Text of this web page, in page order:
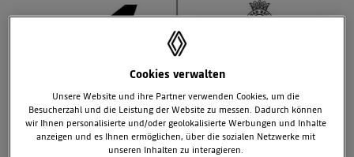
22. Juni 2026
Cookies verwalten
Unsere Website und ihre Partner verwenden Cookies, um die
Besucherzahl und die Leistung der Website zu messen. Dadurch können
wir Ihnen personalisierte und/oder geolokalisierte Werbungen und Inhalte
anzeigen und es Ihnen ermöglichen, über die sozialen Netzwerke mit
unseren Inhalten zu interagieren.